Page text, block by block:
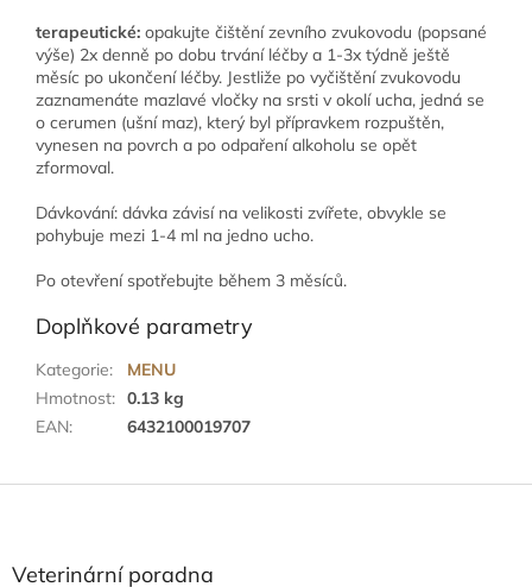
terapeutické: opakujte čištění zevního zvukovodu (popsané
výše) 2x denně po dobu trvání léčby a 1-3x týdně ještě
měsíc po ukončení léčby. Jestliže po vyčištění zvukovodu
zaznamenáte mazlavé vločky na srsti v okolí ucha, jedná se
o cerumen (ušní maz), který byl přípravkem rozpuštěn,
vynesen na povrch a po odpaření alkoholu se opět
zformoval.
Dávkování: dávka závisí na velikosti zvířete, obvykle se
pohybuje mezi 1-4 ml na jedno ucho.
Po otevření spotřebujte během 3 měsíců.
Doplňkové parametry
Kategorie:
MENU
Hmotnost: 0.13 kg
EAN: 6432100019707
aVeterinární poradna